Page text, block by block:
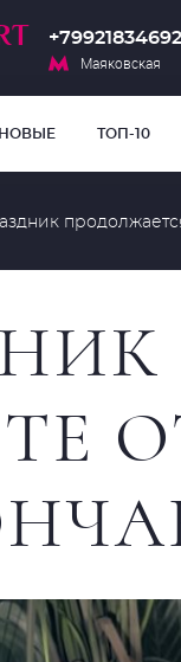
+79921834692
Маяковская
НОВЫЕ ТОП-10